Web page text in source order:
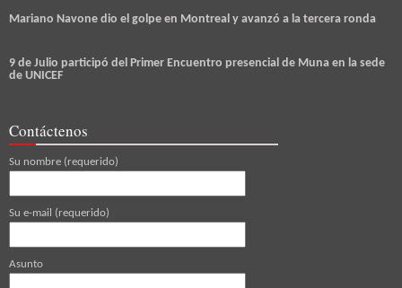
Mariano Navone dio el golpe en Montreal y avanzó a la tercera ronda
9 de Julio participó del Primer Encuentro presencial de Muna en la sede
de UNICEF
Contáctenos
Su nombre (requerido)
Su e-mail (requerido)
Asunto